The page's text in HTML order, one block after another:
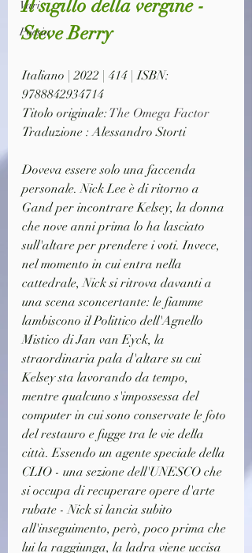
Vari
Poesia
Il sigillo della vergine -
Steve Berry
Italiano | 2022 | 414 | ISBN:
9788842934714
Titolo originale: The Omega Factor
Traduzione : Alessandro Storti
Doveva essere solo una faccenda
personale. Nick Lee è di ritorno a
Gand per incontrare Kelsey, la donna
che nove anni prima lo ha lasciato
sull'altare per prendere i voti. Invece,
nel momento in cui entra nella
cattedrale, Nick si ritrova davanti a
una scena sconcertante: le fiamme
lambiscono il Polittico dell'Agnello
Mistico di Jan van Eyck, la
straordinaria pala d'altare su cui
Kelsey sta lavorando da tempo,
mentre qualcuno s'impossessa del
computer in cui sono conservate le foto
del restauro e fugge tra le vie della
città. Essendo un agente speciale della
CLIO - una sezione dell'UNESCO che
si occupa di recuperare opere d'arte
rubate - Nick si lancia subito
all'inseguimento, però, poco prima che
lui la raggiunga, la ladra viene uccisa